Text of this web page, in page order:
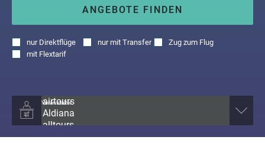
ANGEBOTE FINDEN
nur Direktflüge nurmit Transfer
Zug zum Flug
mit Flextarif
Veranstalter